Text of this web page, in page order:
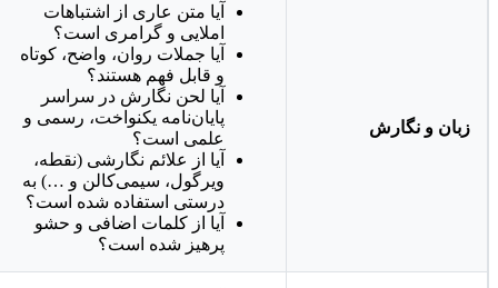
زبان و نگارش
آیا متن عاری از اشتباهات
املایی و گرامری است؟
آیا جملات روان، واضح، کوتاه
و قابل فهم هستند؟
آیا لحن نگارش در سراسر
پایان‌نامه یکنواخت، رسمی و
علمی است؟
آیا از علائم نگارشی (نقطه،
ویرگول، سیمی‌کالن و …) به
درستی استفاده شده است؟
آیا از کلمات اضافی و حشو
پرهیز شده است؟